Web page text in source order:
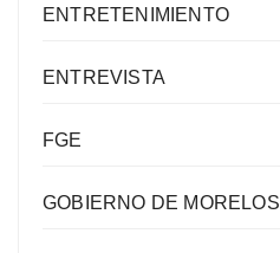
ENTRETENIMIENTO
ENTREVISTA
FGE
GOBIERNO DE MORELOS